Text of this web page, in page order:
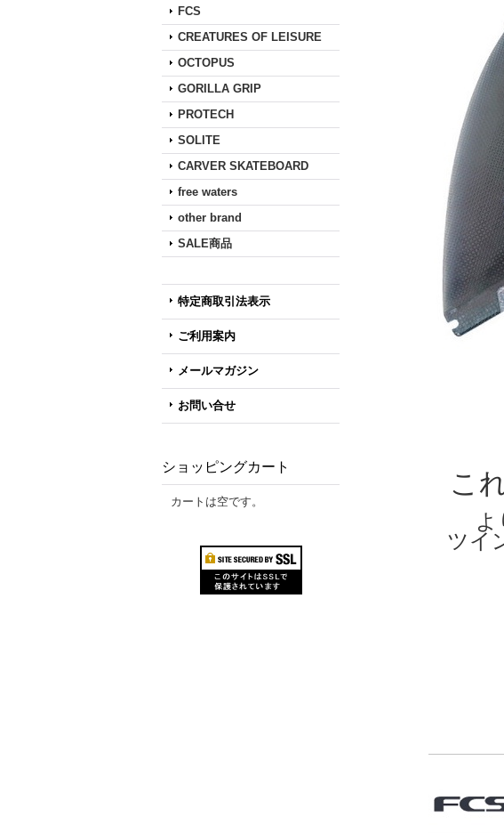
FCS
CREATURES OF LEISURE
OCTOPUS
GORILLA GRIP
PROTECH
SOLITE
CARVER SKATEBOARD
free waters
other brand
SALE商品
特定商取引法表示
ご利用案内
メールマガジン
お問い合せ
ショッピングカート
カートは空です。
こ
ツイ